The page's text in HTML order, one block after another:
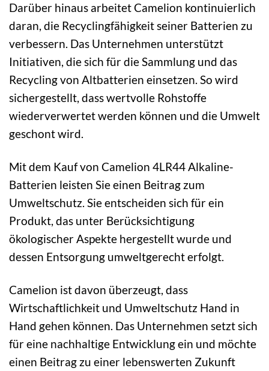
Darüber hinaus arbeitet Camelion kontinuierlich
daran, die Recyclingfähigkeit seiner Batterien zu
verbessern. Das Unternehmen unterstützt
Initiativen, die sich für die Sammlung und das
Recycling von Altbatterien einsetzen. So wird
sichergestellt, dass wertvolle Rohstoffe
wiederverwertet werden können und die Umwelt
geschont wird.
Mit dem Kauf von Camelion 4LR44 Alkaline-
Batterien leisten Sie einen Beitrag zum
Umweltschutz. Sie entscheiden sich für ein
Produkt, das unter Berücksichtigung
ökologischer Aspekte hergestellt wurde und
dessen Entsorgung umweltgerecht erfolgt.
Camelion ist davon überzeugt, dass
Wirtschaftlichkeit und Umweltschutz Hand in
Hand gehen können. Das Unternehmen setzt sich
für eine nachhaltige Entwicklung ein und möchte
einen Beitrag zu einer lebenswerten Zukunft